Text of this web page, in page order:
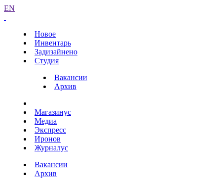
EN
Новое
Инвентарь
Задизайнено
Студия
Вакансии
Архив
Магазинус
Медиа
Экспресс
Иронов
Журналус
Вакансии
Архив